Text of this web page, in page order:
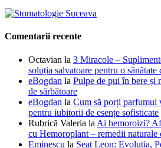
Comentarii recente
Octavian la 3 Miracole –
soluția salvatoare pentru o sănătate
eBogdan la Pulpe de pui în bere și
de sărbătoare
eBogdan la Cum să porți parfumul
pentru iubitorii de esențe sofisticate
Rubrică Valeria la Ai hemoroizi?
cu Hemoroplant – remedii naturale
Eminescu la Seat Leon: Evoluția,